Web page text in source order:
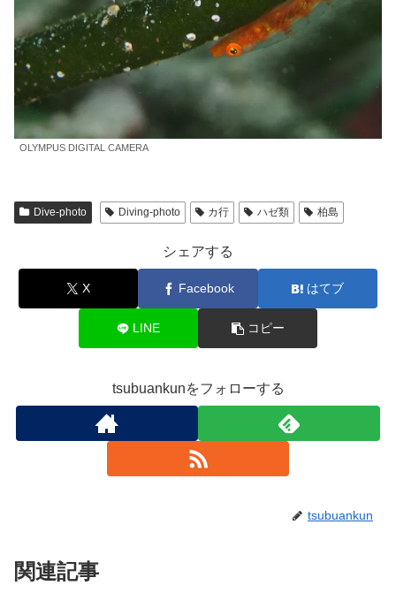
OLYMPUS DIGITAL CAMERA
Dive-photo Diving-photo カ行 ハゼ類 柏島
シェアする
X Facebook はてブ
LINE コピー
tsubuankunをフォローする
tsubuankun
関連記事